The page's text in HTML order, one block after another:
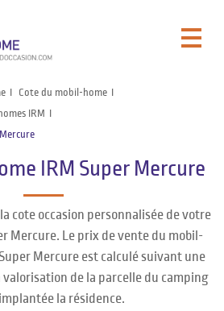
Cote du mobil-home
IRM
IRM Super Mercure
cote occasion personnalisée de votre
Mercure. Le prix de vente du mobil-
Mercure est calculé suivant une
valorisation de la parcelle du camping
la résidence.